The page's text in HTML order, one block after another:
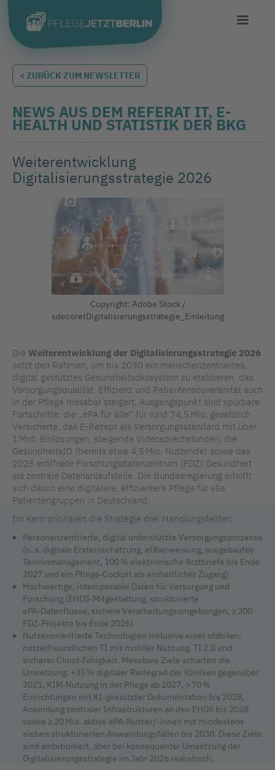
< ZURÜCK ZUM NEWSLETTER
NEWS AUS DEM REFERAT IT, E-
HEALTH UND STATISTIK DER BKG
Weiterentwicklung
Digitalisierungsstrategie 2026
Copyright: Adobe Stock /
sdecoretDigitalisierungsstrategie_Einleitung
Die Weiterentwicklung der Digitalisierungsstrategie 2026
setzt den Rahmen, um bis 2030 ein menschenzentriertes,
digital gestütztes Gesundheitsökosystem zu etablieren, das
Versorgungsqualität, Effizienz und Patientensouveränität auch
in der Pflege messbar steigert. Ausgangspunkt sind spürbare
Fortschritte: die „ePA für alle“ für rund 74,5 Mio. gesetzlich
Versicherte, das E‑Rezept als Versorgungsstandard mit über
1 Mrd. Einlösungen, steigende Videosprechstunden, die
GesundheitsID (bereits etwa 4,5 Mio. Nutzende) sowie das
2025 eröffnete Forschungsdatenzentrum (FDZ) Gesundheit
als zentrale Datenanlaufstelle. Die Bundesregierung erhofft
sich davon eine digitalere, effizientere Pflege für alle
Patientengruppen in Deutschland.
Im Kern priorisiert die Strategie drei Handlungsfelder:
Personenzentrierte, digital unterstützte Versorgungsprozesse
(u. a. digitale Ersteinschätzung, eÜberweisung, ausgebautes
Terminmanagement, 100 % elektronische Arztbriefe bis Ende
2027 und ein Pflege‑Cockpit als einheitlicher Zugang)
Hochwertige, interoperable Daten für Versorgung und
Forschung (EHDS‑Mitgestaltung, strukturierte
ePA‑Datenflüsse, sichere Verarbeitungsumgebungen, ≥ 300
FDZ‑Projekte bis Ende 2026)
Nutzenorientierte Technologien inklusive einer stabilen,
nutzerfreundlichen TI mit mobiler Nutzung, TI 2.0 und
sicherer Cloud‑Fähigkeit. Messbare Ziele schärfen die
Umsetzung: +35 % digitaler Reifegrad der Kliniken gegenüber
2021, KIM‑Nutzung in der Pflege ab 2027, > 70 %
Einrichtungen mit KI‑gestützter Dokumentation bis 2028,
Anbindung zentraler Infrastrukturen an den EHDS bis 2028
sowie ≥ 20 Mio. aktive ePA‑Nutzer/-innen mit mindestens
sieben strukturierten Anwendungsfällen bis 2030. Diese Ziele
sind ambitioniert, aber bei konsequenter Umsetzung der
Digitalisierungsstrategie im Jahr 2026 realistisch.